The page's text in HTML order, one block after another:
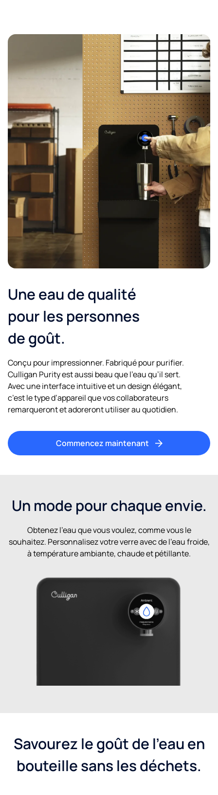
Une eau de qualité
pour les personnes
de goût.
Conçu pour impressionner. Fabriqué pour purifier.
Culligan Purity est aussi beau que l’eau qu’il sert.
Avec une interface intuitive et un design élégant,
c’est le type d’appareil que vos collaborateurs
remarqueront et adoreront utiliser au quotidien.
Commencez maintenant
Un mode pour chaque envie.
Obtenez l’eau que vous voulez, comme vous le
souhaitez. Personnalisez votre verre avec de l’eau froide,
à température ambiante, chaude et pétillante.
Savourez le goût de l’eau en
bouteille sans les déchets.